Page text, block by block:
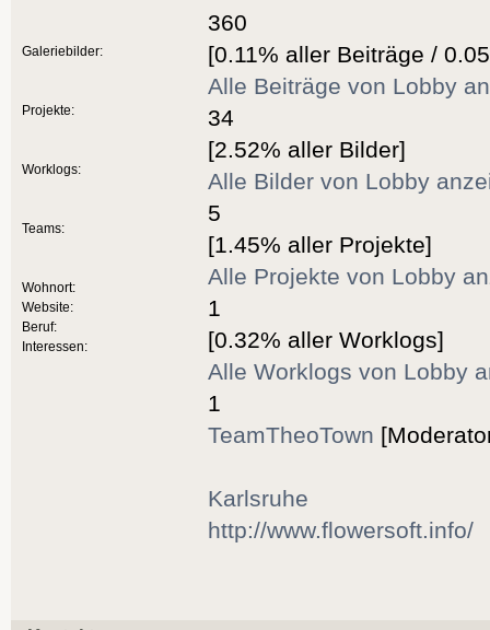
Galeriebilder:
Projekte:
Worklogs:
Teams:
Wohnort:
Website:
Beruf:
Interessen:
360
[0.11% aller Beiträge /
Alle Beiträge von Lobby
34
[2.52% aller Bilder]
Alle Bilder von Lobby
5
[1.45% aller Projekte]
Alle Projekte von Lobby
1
[0.32% aller Worklogs]
Alle Worklogs von Lobby
1
TeamTheoTown
Karlsruhe
http://www.flowersoft.info/